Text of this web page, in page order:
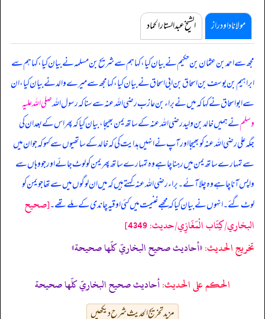
مولانا داود راز الشیخ عبدالستار الحماد
مجھ سے احمد بن عثمان بن حکیم نے بیان کیا، کہا ہم سے شریح بن مسلمہ نے بیان کیا، کہا ہم سے
ابراہیم بن یوسف بن اسحاق بن ابی اسحاق نے بیان کیا، کہا مجھ سے میرے والد نے بیان کیا، ان
سے ابواسحاق نے کہا کہ میں نے براء بن عازب رضی اللہ عنہ سے سنا کہرسول اللہصلی اللہ علیہ
وسلمنے ہمیں خالد بن ولید رضی اللہ عنہ کے ساتھ یمن بھیجا، بیان کیا کہ پھر اس کے بعد ان کی
جگہ علی رضی اللہ عنہ کو بھیجا اور آپ نے انہیں ہدایت کی کہ خالد کے ساتھیوں سے کہو کہ جو ان میں
سے تمہارے ساتھ یمن میں رہنا چاہے وہ تمہارے ساتھ پھر یمن کو لوٹ جائے اور جو وہاں سے
واپس آنا چاہے وہ چلا آئے۔ براء رضی اللہ عنہ کہتے ہیں کہ میں ان لوگوں میں سے تھا جو یمن کو
لوٹ گئے۔ انہوں نے بیان کیا کہ مجھے غنیمت میں کئی اوقیہ چاندی کے ملے تھے۔[صحيح
البخاري/كِتَاب الْمَغَازِي/حدیث: 4349]
تخریج الحدیث:«أحاديث صحيح البخاريّ كلّها صحيحة»
الحكم على الحديث:أحاديث صحيح البخاريّ كلّها صحيحة
مزید تخریج الحدیث شرح دیکھیں